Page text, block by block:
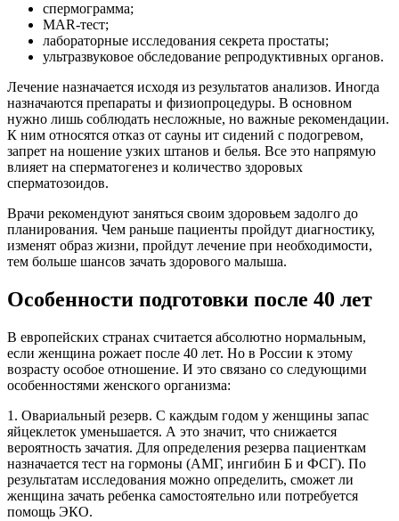
спермограмма;
MAR-тест;
лабораторные исследования секрета простаты;
ультразвуковое обследование репродуктивных органов.
Лечение назначается исходя из результатов анализов. Иногда
назначаются препараты и физиопроцедуры. В основном
нужно лишь соблюдать несложные, но важные рекомендации.
К ним относятся отказ от сауны ит сидений с подогревом,
запрет на ношение узких штанов и белья. Все это напрямую
влияет на сперматогенез и количество здоровых
сперматозоидов.
Врачи рекомендуют заняться своим здоровьем задолго до
планирования. Чем раньше пациенты пройдут диагностику,
изменят образ жизни, пройдут лечение при необходимости,
тем больше шансов зачать здорового малыша.
Особенности подготовки после 40 лет
В европейских странах считается абсолютно нормальным,
если женщина рожает после 40 лет. Но в России к этому
возрасту особое отношение. И это связано со следующими
особенностями женского организма:
1. Овариальный резерв. С каждым годом у женщины запас
яйцеклеток уменьшается. А это значит, что снижается
вероятность зачатия. Для определения резерва пациенткам
назначается тест на гормоны (АМГ, ингибин Б и ФСГ). По
результатам исследования можно определить, сможет ли
женщина зачать ребенка самостоятельно или потребуется
помощь ЭКО.